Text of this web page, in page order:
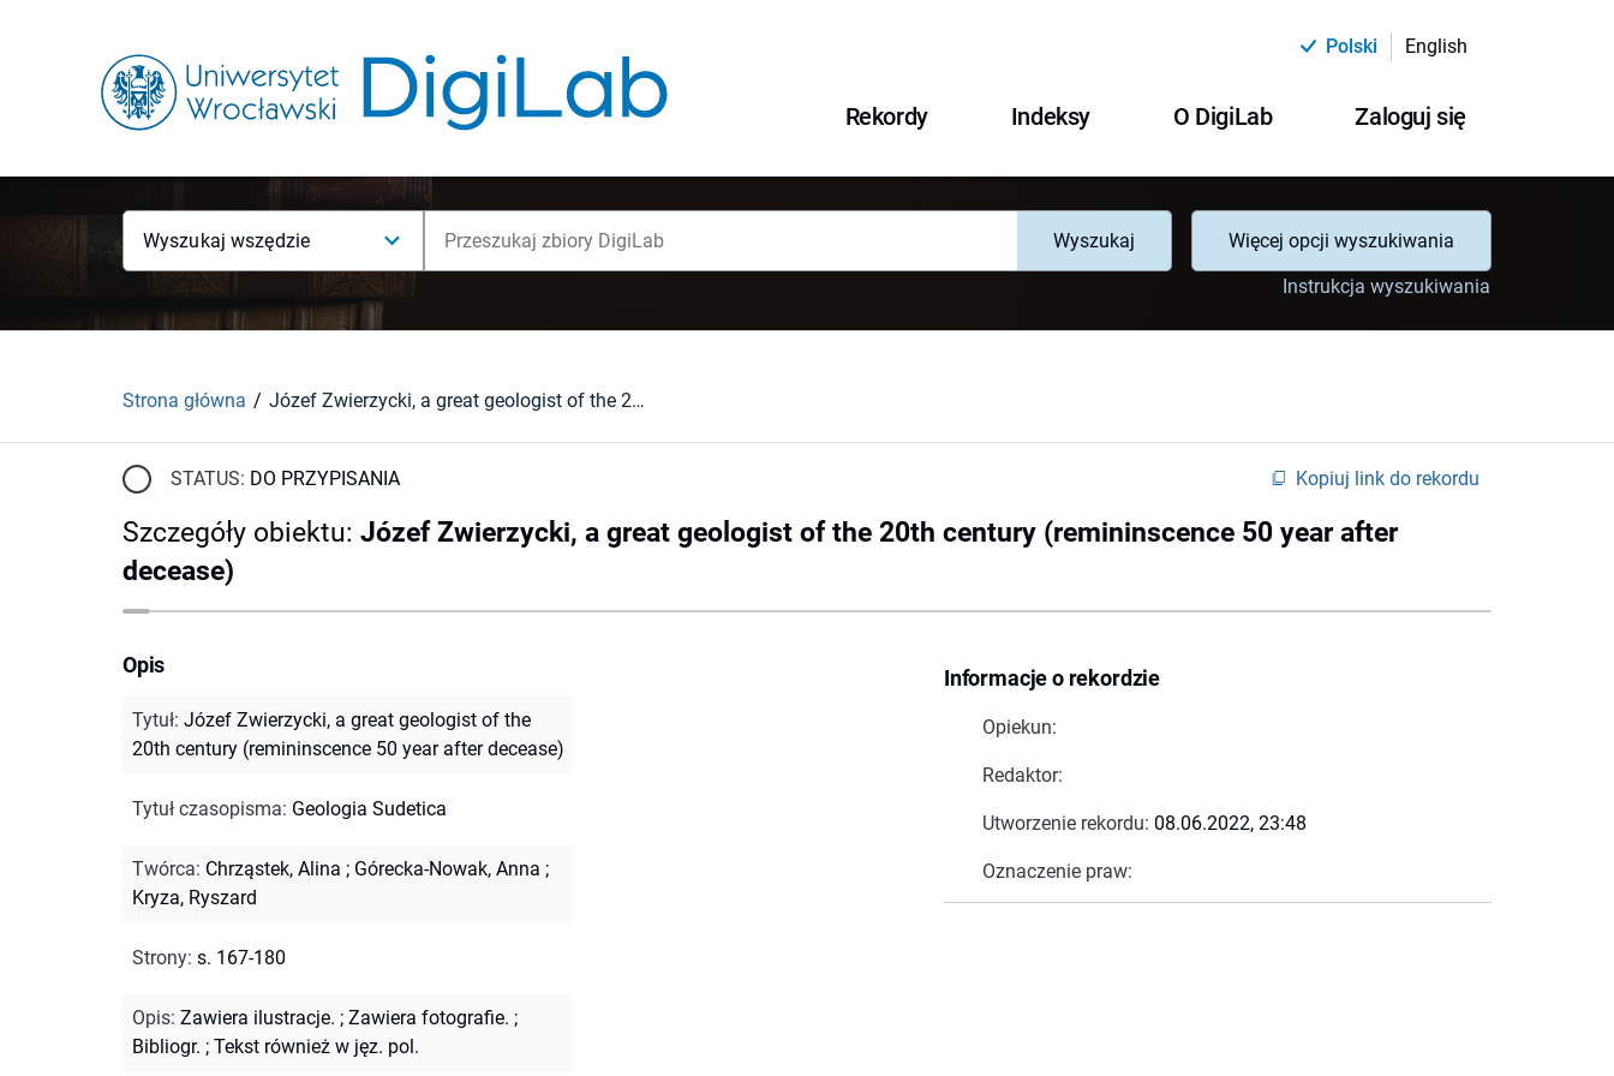
Polski English
Rekordy Indeksy O DigiLab Zaloguj się
Wyszukaj wszędzie Wyszukaj
Więcej opcji wyszukiwania
Instrukcja wyszukiwania
Strona główna Józef Zwierzycki, a great geologist of the 20th century (remininscence 50 year after decease)
STATUS: DO PRZYPISANIA Kopiuj link do rekordu
Szczegóły obiektu: Józef Zwierzycki, a great geologist of the 20th century (remininscence 50 year after
decease)
Informacje o rekordzie
Opiekun:
Redaktor:
Utworzenie rekordu: 08.06.2022, 23:48
Oznaczenie praw:
Opis
Tytuł: Józef Zwierzycki, a great geologist of the
20th century (remininscence 50 year after decease)
Tytuł czasopisma: Geologia Sudetica
Twórca: Chrząstek, Alina ; Górecka-Nowak, Anna ;
Kryza, Ryszard
Strony: s. 167-180
Opis: Zawiera ilustracje. ; Zawiera fotografie. ;
Bibliogr. ; Tekst również w jęz. pol.